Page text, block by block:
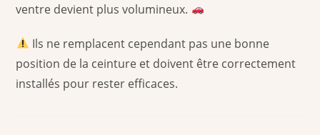
ventre devient plus volumineux.
Ils ne remplacent cependant pas une bonne
position de la ceinture et doivent être correctement
installés pour rester efficaces.